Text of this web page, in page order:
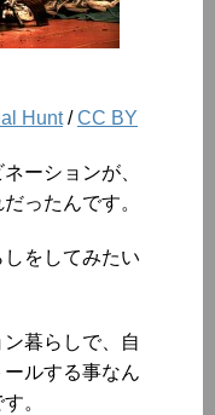
Hunt/CC BY
ーションが、
ったんです。
をしてみたい
暮らしで、自
ルする事なん
。